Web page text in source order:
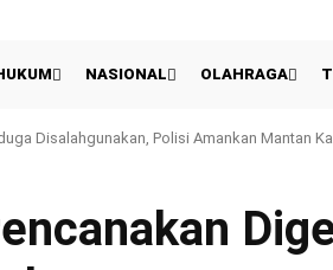
NASIONAL OLAHRAGA
Disalahgunakan, Polisi Amankan Mantan
& Kapten Persib Petik Sisi Positif